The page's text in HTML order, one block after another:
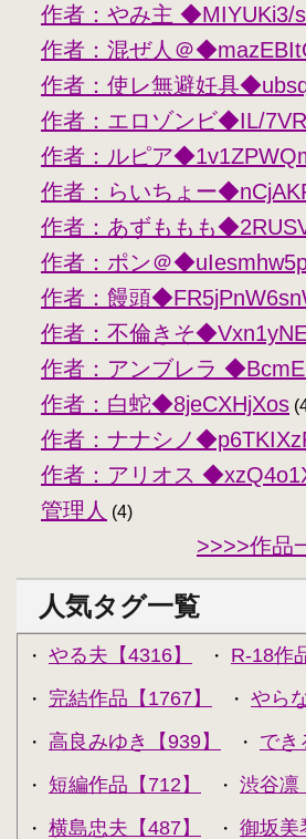
作者：やみ主 ◆MIYUKi3/
作者：混ぜ人＠
作者：使レ無避妊具
作者：エロゾンビ◆IL/
作者：ルピア
作者：らいちょー
作者：あずももも
作者：ポン＠
作者：饅頭
作者：不倫きそ
作者：アンブレラ
作者：白蛇◆8jeCXHjXos
作者：ナナシノ
作者：アリオス
管理人 (4)
>>>>作品
人気タグ一覧
・ やる夫【4316】 ・ R-18作
・ 完結作品【1767】 ・ やら
・ 高良みゆき【939】 ・ でき
・ 短編作品【712】 ・ 渋谷凛
・ 横島忠夫【487】 ・ 御坂美